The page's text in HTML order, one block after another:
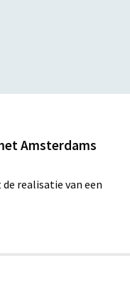
Amsterdams
realisatie van een